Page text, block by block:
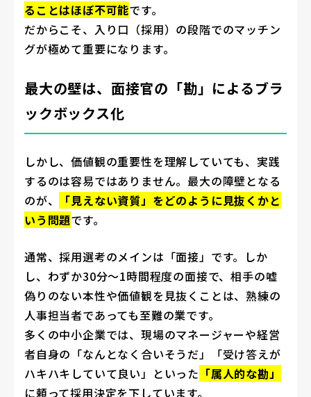
ることはほぼ不可能です。
だからこそ、入り口（採用）の段階でのマッチン
グが極めて重要になります。
最大の壁は、面接官の「勘」によるブラ
ックボックス化
しかし、価値観の重要性を理解していても、実践
するのは容易ではありません。最大の障壁となる
のが、
「見えない資質」をどのように見抜くかと
いう問題です。
通常、採用選考のメインは「面接」です。しか
し、わずか30分〜1時間程度の面接で、相手の嘘
偽りのない本性や価値観を見抜くことは、熟練の
人事担当者であっても至難の業です。
多くの中小企業では、現場のマネージャーや経営
者自身の「なんとなく合いそうだ」「受け答えが
ハキハキしていて良い」といった 「属人的な勘」
に頼って採用決定を下しています。